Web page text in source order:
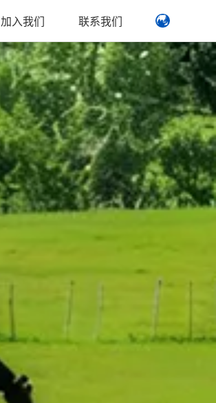
加入我们 联系我们